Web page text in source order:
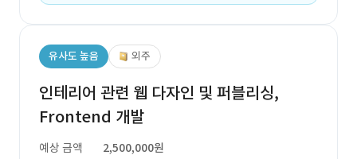
유사도 높음 외주
인테리어 관련 웹 다자인 및 퍼블리싱,
Frontend 개발
예상 금액
2,500,000원